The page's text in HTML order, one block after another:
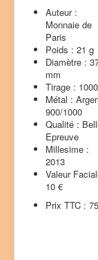
Auteur :
Monnaie de
Paris
Poids : 21 g
Diamètre :
mm
Tirage :
Métal :
900/1000
Qualité :
Epreuve
Millesime :
2013
Valeur
10 €
Prix TTC :